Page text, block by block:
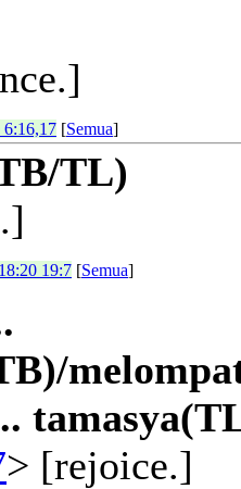
6:16,17 [Semua]
TL)
19:7 [Semua]
> [rejoice.]